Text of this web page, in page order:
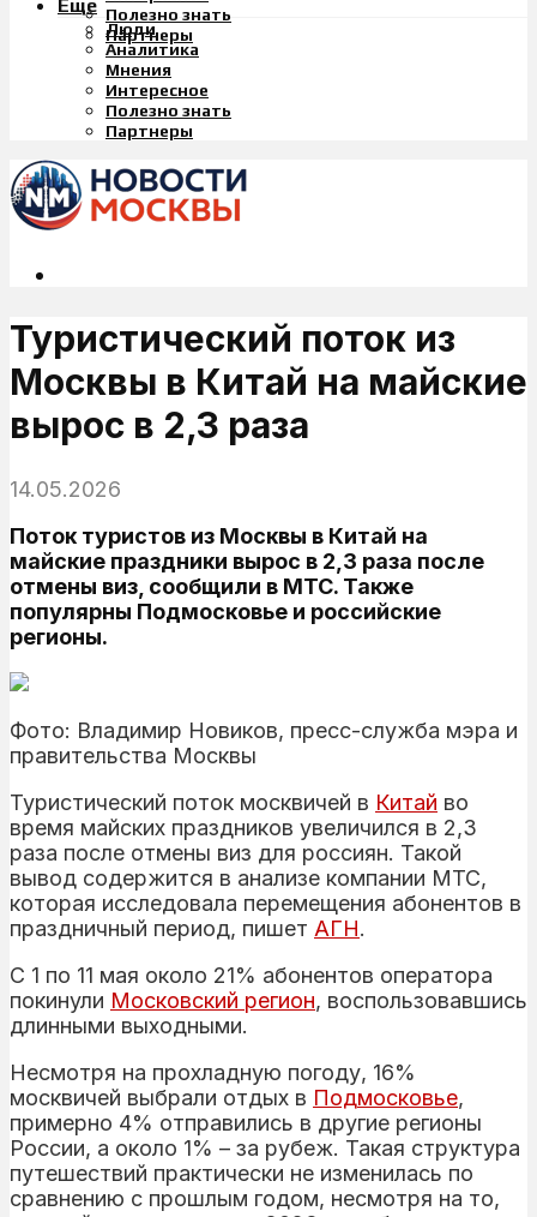
Полезно знать
Партнеры
Еще
Люди
Аналитика
Мнения
Интересное
Полезно знать
Партнеры
Туристический поток из
Москвы в Китай на майские
вырос в 2,3 раза
14.05.2026
Поток туристов из Москвы в Китай на
майские праздники вырос в 2,3 раза после
отмены виз, сообщили в МТС. Также
популярны Подмосковье и российские
регионы.
Фото: Владимир Новиков, пресс-служба мэра и
правительства Москвы
Туристический поток москвичей в Китай во
время майских праздников увеличился в 2,3
раза после отмены виз для россиян. Такой
вывод содержится в анализе компании МТС,
которая исследовала перемещения абонентов в
праздничный период, пишет АГН.
С 1 по 11 мая около 21% абонентов оператора
покинули Московский регион, воспользовавшись
длинными выходными.
Несмотря на прохладную погоду, 16%
москвичей выбрали отдых в Подмосковье,
примерно 4% отправились в другие регионы
России, а около 1% – за рубеж. Такая структура
путешествий практически не изменилась по
сравнению с прошлым годом, несмотря на то,